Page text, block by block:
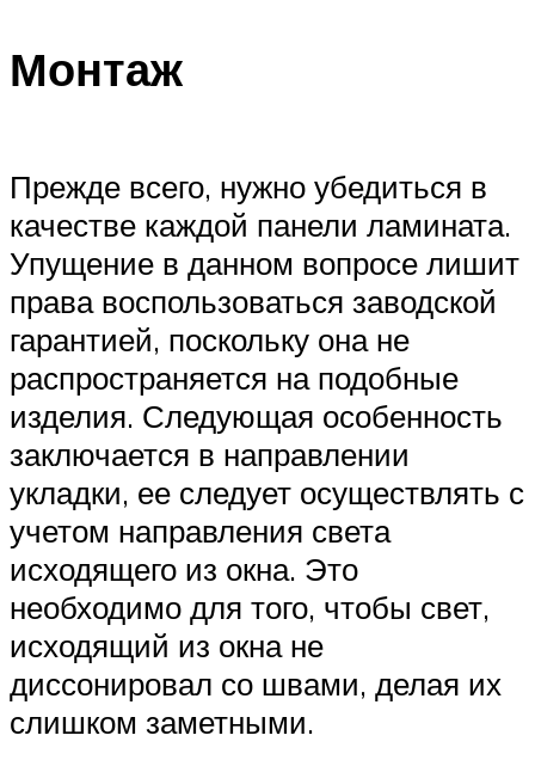
Монтаж
Прежде всего, нужно убедиться в
качестве каждой панели ламината.
Упущение в данном вопросе лишит
права воспользоваться заводской
гарантией, поскольку она не
распространяется на подобные
изделия. Следующая особенность
заключается в направлении
укладки, ее следует осуществлять с
учетом направления света
исходящего из окна. Это
необходимо для того, чтобы свет,
исходящий из окна не
диссонировал со швами, делая их
слишком заметными.